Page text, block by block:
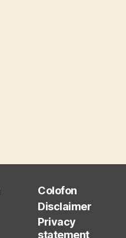
Colofon
Disclaimer
Privacy
statement